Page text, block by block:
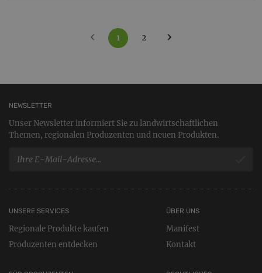
‹ 1 2 ›
NEWSLETTER
Unser Newsletter informiert Sie zu landwirtschaftlichen
Themen, regionalen Produzenten und neuen Produkten.
UNSERE SERVICES
Regionale Produkte kaufen
Produzenten entdecken
ÜBER UNS
Manifest
Kontakt